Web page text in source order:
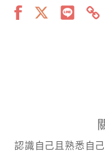
認識自己且熟悉自